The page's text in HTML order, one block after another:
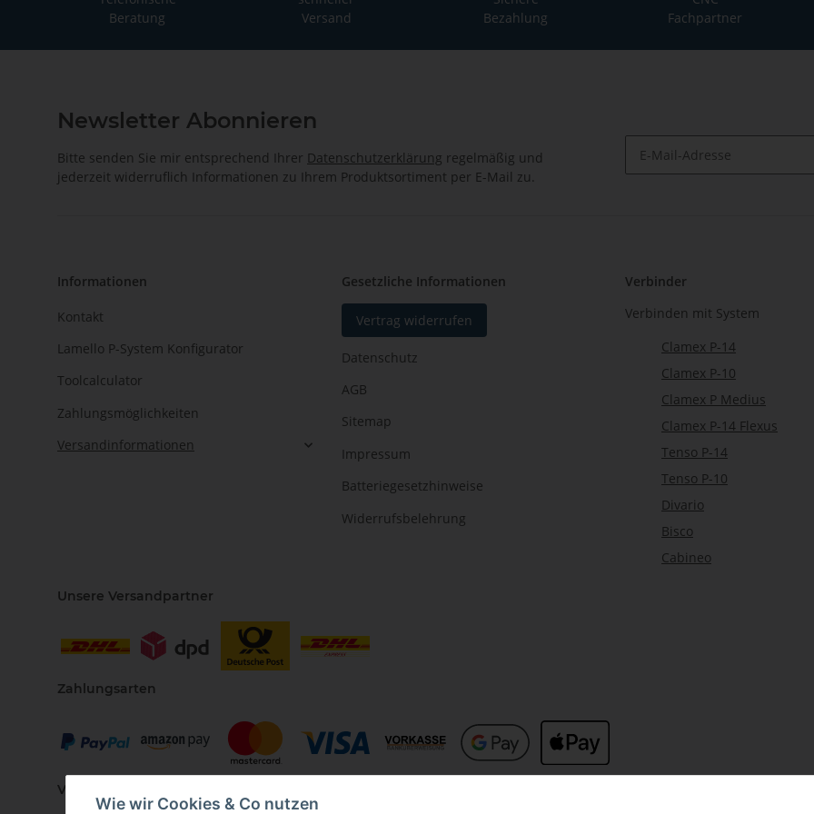
Wie wir Cookies & Co nutzen
Beratung
Versand
Bezahlung
Fachpartner
Newsletter Abonnieren
Bitte senden Sie mir entsprechend Ihrer Datenschutzerklärung regelmäßig und
jederzeit widerruflich Informationen zu Ihrem Produktsortiment per E-Mail zu.
Informationen
Kontakt
Lamello P-System Konfigurator
Toolcalculator
Zahlungsmöglichkeiten
Versandinformationen
Gesetzliche Informationen
Vertrag widerrufen
Datenschutz
AGB
Sitemap
Impressum
Batteriegesetzhinweise
Widerrufsbelehrung
Verbinder
Verbinden mit System
Clamex P-14
Clamex P-10
Clamex P Medius
Clamex P-14 Flexus
Tenso P-14
Tenso P-10
Divario
Bisco
Cabineo
Unsere Versandpartner
Zahlungsarten
Vertriebspartner